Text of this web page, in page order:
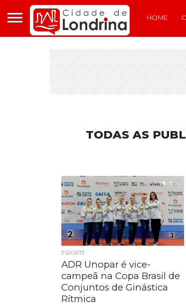
HOME
TODAS AS
714
ESPORTE
ADR Unopar é vice-
campeã na Copa Brasil de
Conjuntos de Ginástica
Rítmica